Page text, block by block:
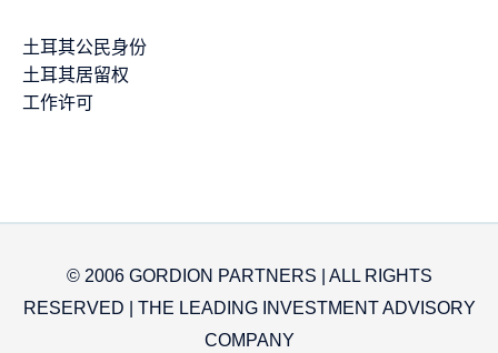
土耳其公民身份
土耳其居留权
工作许可
© 2006 GORDION PARTNERS | ALL RIGHTS
RESERVED | THE LEADING INVESTMENT ADVISORY
COMPANY